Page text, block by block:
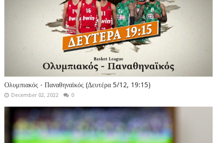
Ολυμπιακός - Παναθηναϊκός (Δευτέρα 5/12, 19:15)
December 02, 2022 0